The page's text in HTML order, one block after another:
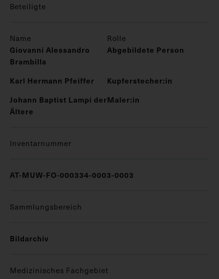
Beteiligte
Name Rolle
Giovanni Alessandro
Brambilla
Abgebildete Person
Karl Hermann Pfeiffer
Kupferstecher:in
Johann Baptist Lampi der
Ältere
Maler:in
Inventarnummer
AT-MUW-FO-000334-0003-0003
Sammlungsbereich
Bildarchiv
Medizinisches Fachgebiet